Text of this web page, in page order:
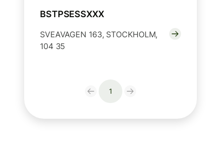
BSTPSESSXXX
SVEAVAGEN 163, STOCKHOLM,
104 35
1